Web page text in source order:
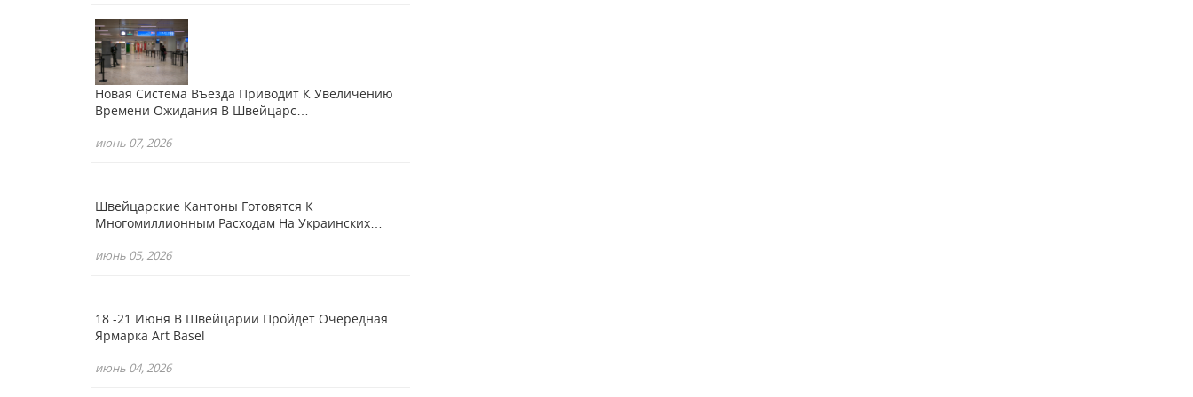
Новая Система Въезда Приводит К Увеличению
Времени Ожидания В Швейцарс…
июнь 07, 2026
Швейцарские Кантоны Готовятся К
Многомиллионным Расходам На Украинских…
июнь 05, 2026
18 -21 Июня В Швейцарии Пройдет Очередная
Ярмарка Art Basel
июнь 04, 2026